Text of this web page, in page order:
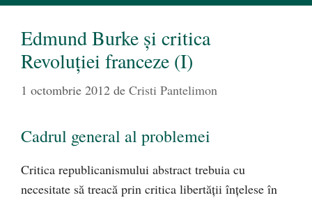
Edmund Burke şi critica
Revoluţiei franceze (I)
1 octombrie 2012 de Cristi Pantelimon
Cadrul general al problemei
Critica republicanismului abstract trebuia cu
necesitate să treacă prin critica libertăţii înţelese în